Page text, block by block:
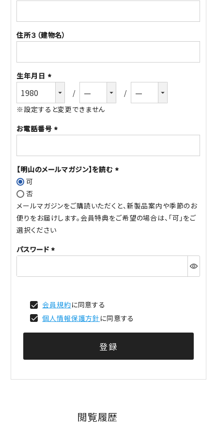
須)
住所３（建物名）
生年月日
須)
※設定すると変更できません
お電話番号
須)
【明山のメールマガジン】を読む
可
否
メールマガジンをご購読いただくと、新製品案内や季節のお
便りをお届けします。会員特典をご希望の場合は、「可」をご
選択ください
パスワード
須)
会員規約に同意する
個人情報保護方針 に同意する
登録
閲覧履歴